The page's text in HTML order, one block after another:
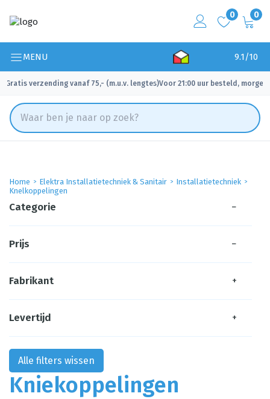
0 0
MENU 9.1/10
Gratis verzending vanaf 75,- (m.u.v. lengtes)
✓ Voor 21:00 uur besteld, morgen
Home Elektra Installatietechniek & Sanitair
Installatietechniek
Knelkoppelingen
Kniekoppelingen
Categorie −
Prijs −
Fabrikant +
Levertijd +
Alle filters wissen